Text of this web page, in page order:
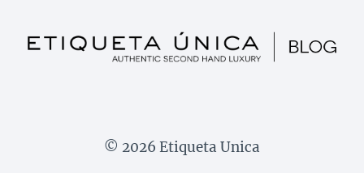
© 2026 Etiqueta Unica